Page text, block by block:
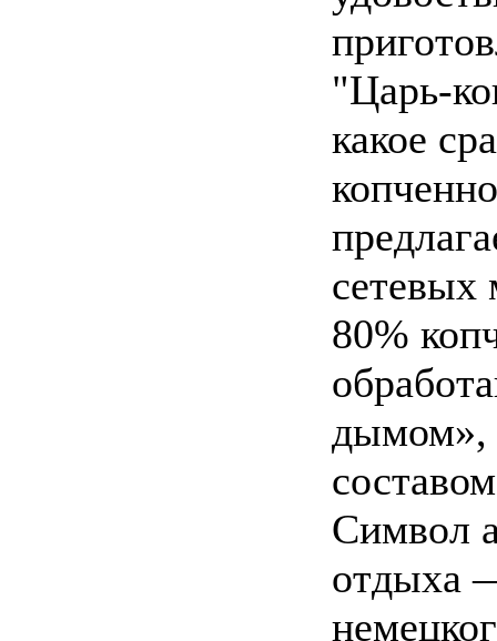
"Царь-
какое
сетевых
80%
дымом»,
Символ
отдыха